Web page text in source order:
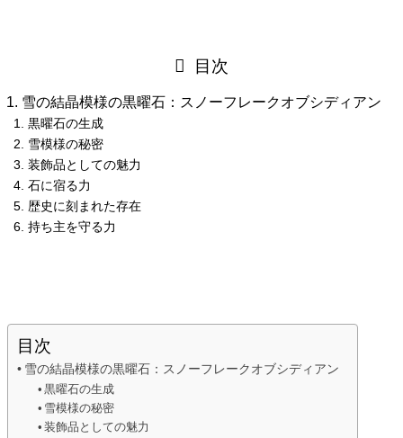
目次
雪の結晶模様の黒曜石：スノーフレークオブシディアン
黒曜石の生成
雪模様の秘密
装飾品としての魅力
石に宿る力
歴史に刻まれた存在
持ち主を守る力
目次
雪の結晶模様の黒曜石：スノーフレークオブシディアン
黒曜石の生成
雪模様の秘密
装飾品としての魅力